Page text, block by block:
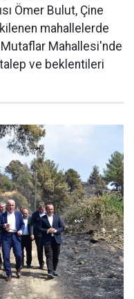
Ömer Bulut, Çine
mahallelerde
Mahallesi'nde
ve beklentileri